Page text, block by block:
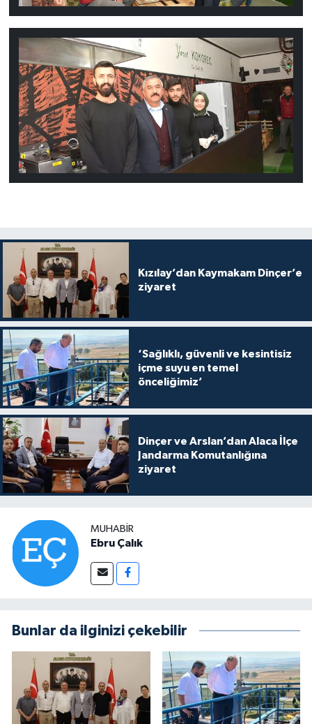
Kızılay’dan Kaymakam Dinçer’e
ziyaret
‘Sağlıklı, güvenli ve kesintisiz
içme suyu en temel
önceliğimiz’
Dinçer ve Arslan’dan Alaca İlçe
Jandarma Komutanlığına
ziyaret
MUHABIR
Ebru Çalık
Bunlar da ilginizi çekebilir